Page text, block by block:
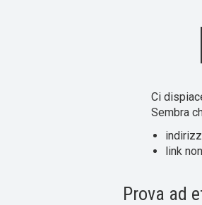
Ci
Sembra
link
Prova ad